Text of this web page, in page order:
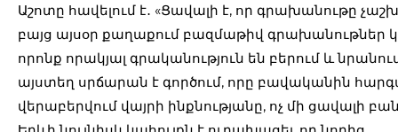
Աշոտը հավելում է․ «Ցավալի է, որ գրախանութը
բայց այսօր քաղաքում բազմաթիվ գրախանութներ
որոնք որակյալ գրականություն են բերում և
այստեղ սրճարան է գործում, որը բավականին
վերաբերվում վայրի ինքնությանը, ոչ մի ցավալի